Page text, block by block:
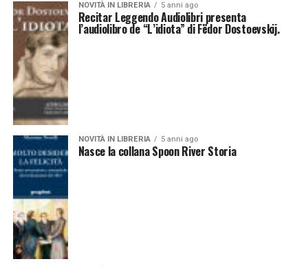
NOVITÀ IN LIBRERIA 5 anni ago
Recitar Leggendo Audiolibri presenta
l’audiolibro de “L’idiota” di Fëdor Dostoevskij.
NOVITÀ IN LIBRERIA 5 anni ago
Nasce la collana Spoon River Storia